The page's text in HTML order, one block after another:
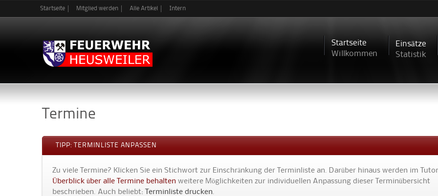
zum
Startseite Mitglied werden Alle Artikel Intern
Startseite
Willkommen
Einsätze
Statistik
Termine
TIPP: TERMINLISTE ANPASSEN
Zu viele Termine? Klicken Sie ein Stichwort zur Einschränkung der Terminliste an. Darüber hinaus werden im
Überblick über alle Termine behalten weitere Möglichkeiten zur individuellen Anpassung dieser Terminübersicht
beschrieben. Auch beliebt:
Terminliste drucken